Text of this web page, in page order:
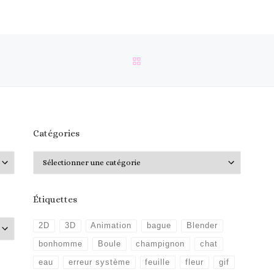
Catégories
Étiquettes
2D 3D Animation bague Blender
bonhomme Boule champignon chat
eau erreur système feuille fleur gif